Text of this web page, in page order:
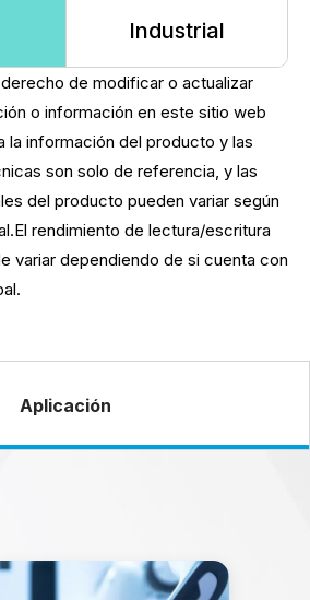
Industrial
de modificar o actualizar
o información en este sitio web
la información del producto y las
son solo de referencia, y las
del producto pueden variar según
rendimiento de lectura/escritura
variar dependiendo de si cuenta con
Aplicación